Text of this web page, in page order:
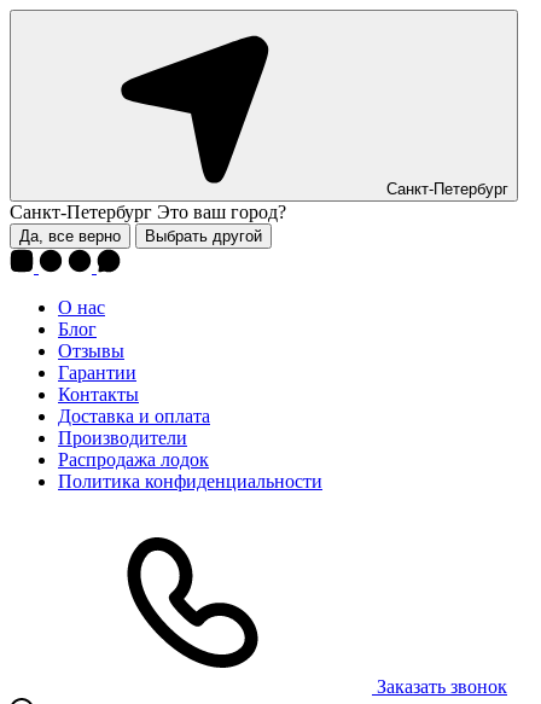
Санкт-Петербург
Санкт-Петербург Это ваш город?
Да, все верно Выбрать другой
О нас
Блог
Отзывы
Гарантии
Контакты
Доставка и оплата
Производители
Распродажа лодок
Политика конфиденциальности
Заказать звонок